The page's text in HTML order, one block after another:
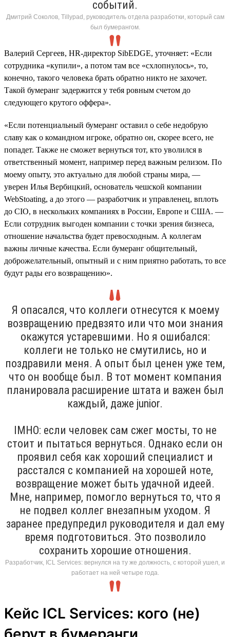
событий.
Дмитрий Соколов, Tillypad, руководитель отдела разработки, который сам
был бумерангом.
Валерий Сергеев, HR-директор SibEDGE, уточняет: «Если
сотрудника «купили», а потом там все «схлопнулось», то,
конечно, такого человека брать обратно никто не захочет.
Такой бумеранг задержится у тебя ровным счетом до
следующего крутого оффера».
«Если потенциальный бумеранг оставил о себе недобрую
славу как о командном игроке, обратно он, скорее всего, не
попадет. Также не сможет вернуться тот, кто уволился в
ответственный момент, например перед важным релизом. По
моему опыту, это актуально для любой страны мира, —
уверен Илья Вербицкий, основатель чешской компании
WebStoating, а до этого — разработчик и управленец, вплоть
до CIO, в нескольких компаниях в России, Европе и США. —
Если сотрудник выгоден компании с точки зрения бизнеса,
отношение начальства будет превосходным. А коллегам
важны личные качества. Если бумеранг общительный,
доброжелательный, опытный и с ним приятно работать, то все
будут рады его возвращению».
Я опасался, что коллеги отнесутся к моему
возвращению предвзято или что мои знания
окажутся устаревшими. Но я ошибался:
коллеги не только не смутились, но и
поздравили меня. А опыт был ценен уже тем,
что он вообще был. В тот момент компания
планировала расширение штата и важен был
каждый, даже junior.
IMHO: если человек сам сжег мосты, то не
стоит и пытаться вернуться. Однако если он
проявил себя как хороший специалист и
расстался с компанией на хорошей ноте,
возвращение может быть удачной идеей.
Мне, например, помогло вернуться то, что я
не подвел коллег внезапным уходом. Я
заранее предупредил руководителя и дал ему
время подготовиться. Это позволило
сохранить хорошие отношения.
Разработчик, ICL Services: вернулся на ту же должность, с которой ушел, и
работает на ней четыре года.
Кейс ICL Services: кого (не)